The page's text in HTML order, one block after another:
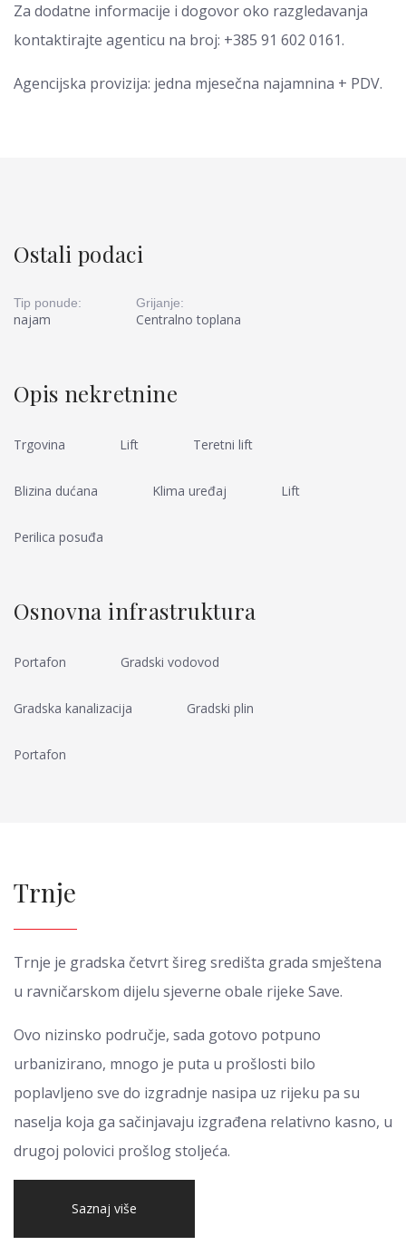
Za dodatne informacije i dogovor oko razgledavanja
kontaktirajte agenticu na broj: +385 91 602 0161.
Agencijska provizija: jedna mjesečna najamnina + PDV.
Ostali podaci
Tip ponude:
najam
Grijanje:
Centralno toplana
Opis nekretnine
Trgovina Lift Teretni lift
Blizina dućana Klima uređaj Lift
Perilica posuđa
Osnovna infrastruktura
Portafon Gradski vodovod
Gradska kanalizacija Gradski plin
Portafon
Trnje
Trnje je gradska četvrt šireg središta grada smještena
u ravničarskom dijelu sjeverne obale rijeke Save.
Ovo nizinsko područje, sada gotovo potpuno
urbanizirano, mnogo je puta u prošlosti bilo
poplavljeno sve do izgradnje nasipa uz rijeku pa su
naselja koja ga sačinjavaju izgrađena relativno kasno, u
drugoj polovici prošlog stoljeća.
Saznaj više